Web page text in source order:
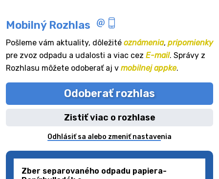
Mobilný Rozhlas
Pošleme vám aktuality, dôležité oznámenia, pripomienky
pre zvoz odpadu a udalosti a viac cez E-mail. Správy z
Rozhlasu môžete odoberať aj v mobilnej appke.
Odoberať rozhlas
Zistiť viac o rozhlase
Odhlásiť sa alebo zmeniť nastavenia
Zber separovaného odpadu papiera-